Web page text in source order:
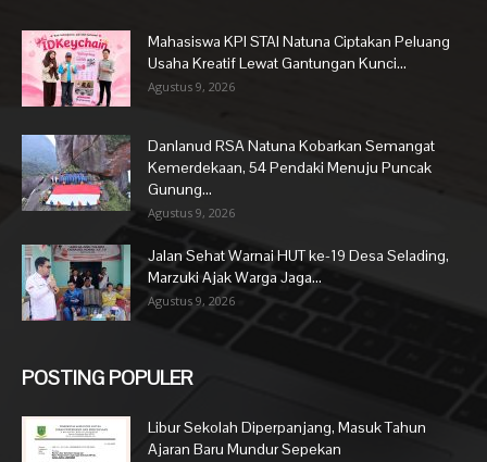
Mahasiswa KPI STAI Natuna Ciptakan Peluang
Usaha Kreatif Lewat Gantungan Kunci...
Agustus 9, 2026
Danlanud RSA Natuna Kobarkan Semangat
Kemerdekaan, 54 Pendaki Menuju Puncak
Gunung...
Agustus 9, 2026
Jalan Sehat Warnai HUT ke-19 Desa Selading,
Marzuki Ajak Warga Jaga...
Agustus 9, 2026
POSTING POPULER
Libur Sekolah Diperpanjang, Masuk Tahun
Ajaran Baru Mundur Sepekan